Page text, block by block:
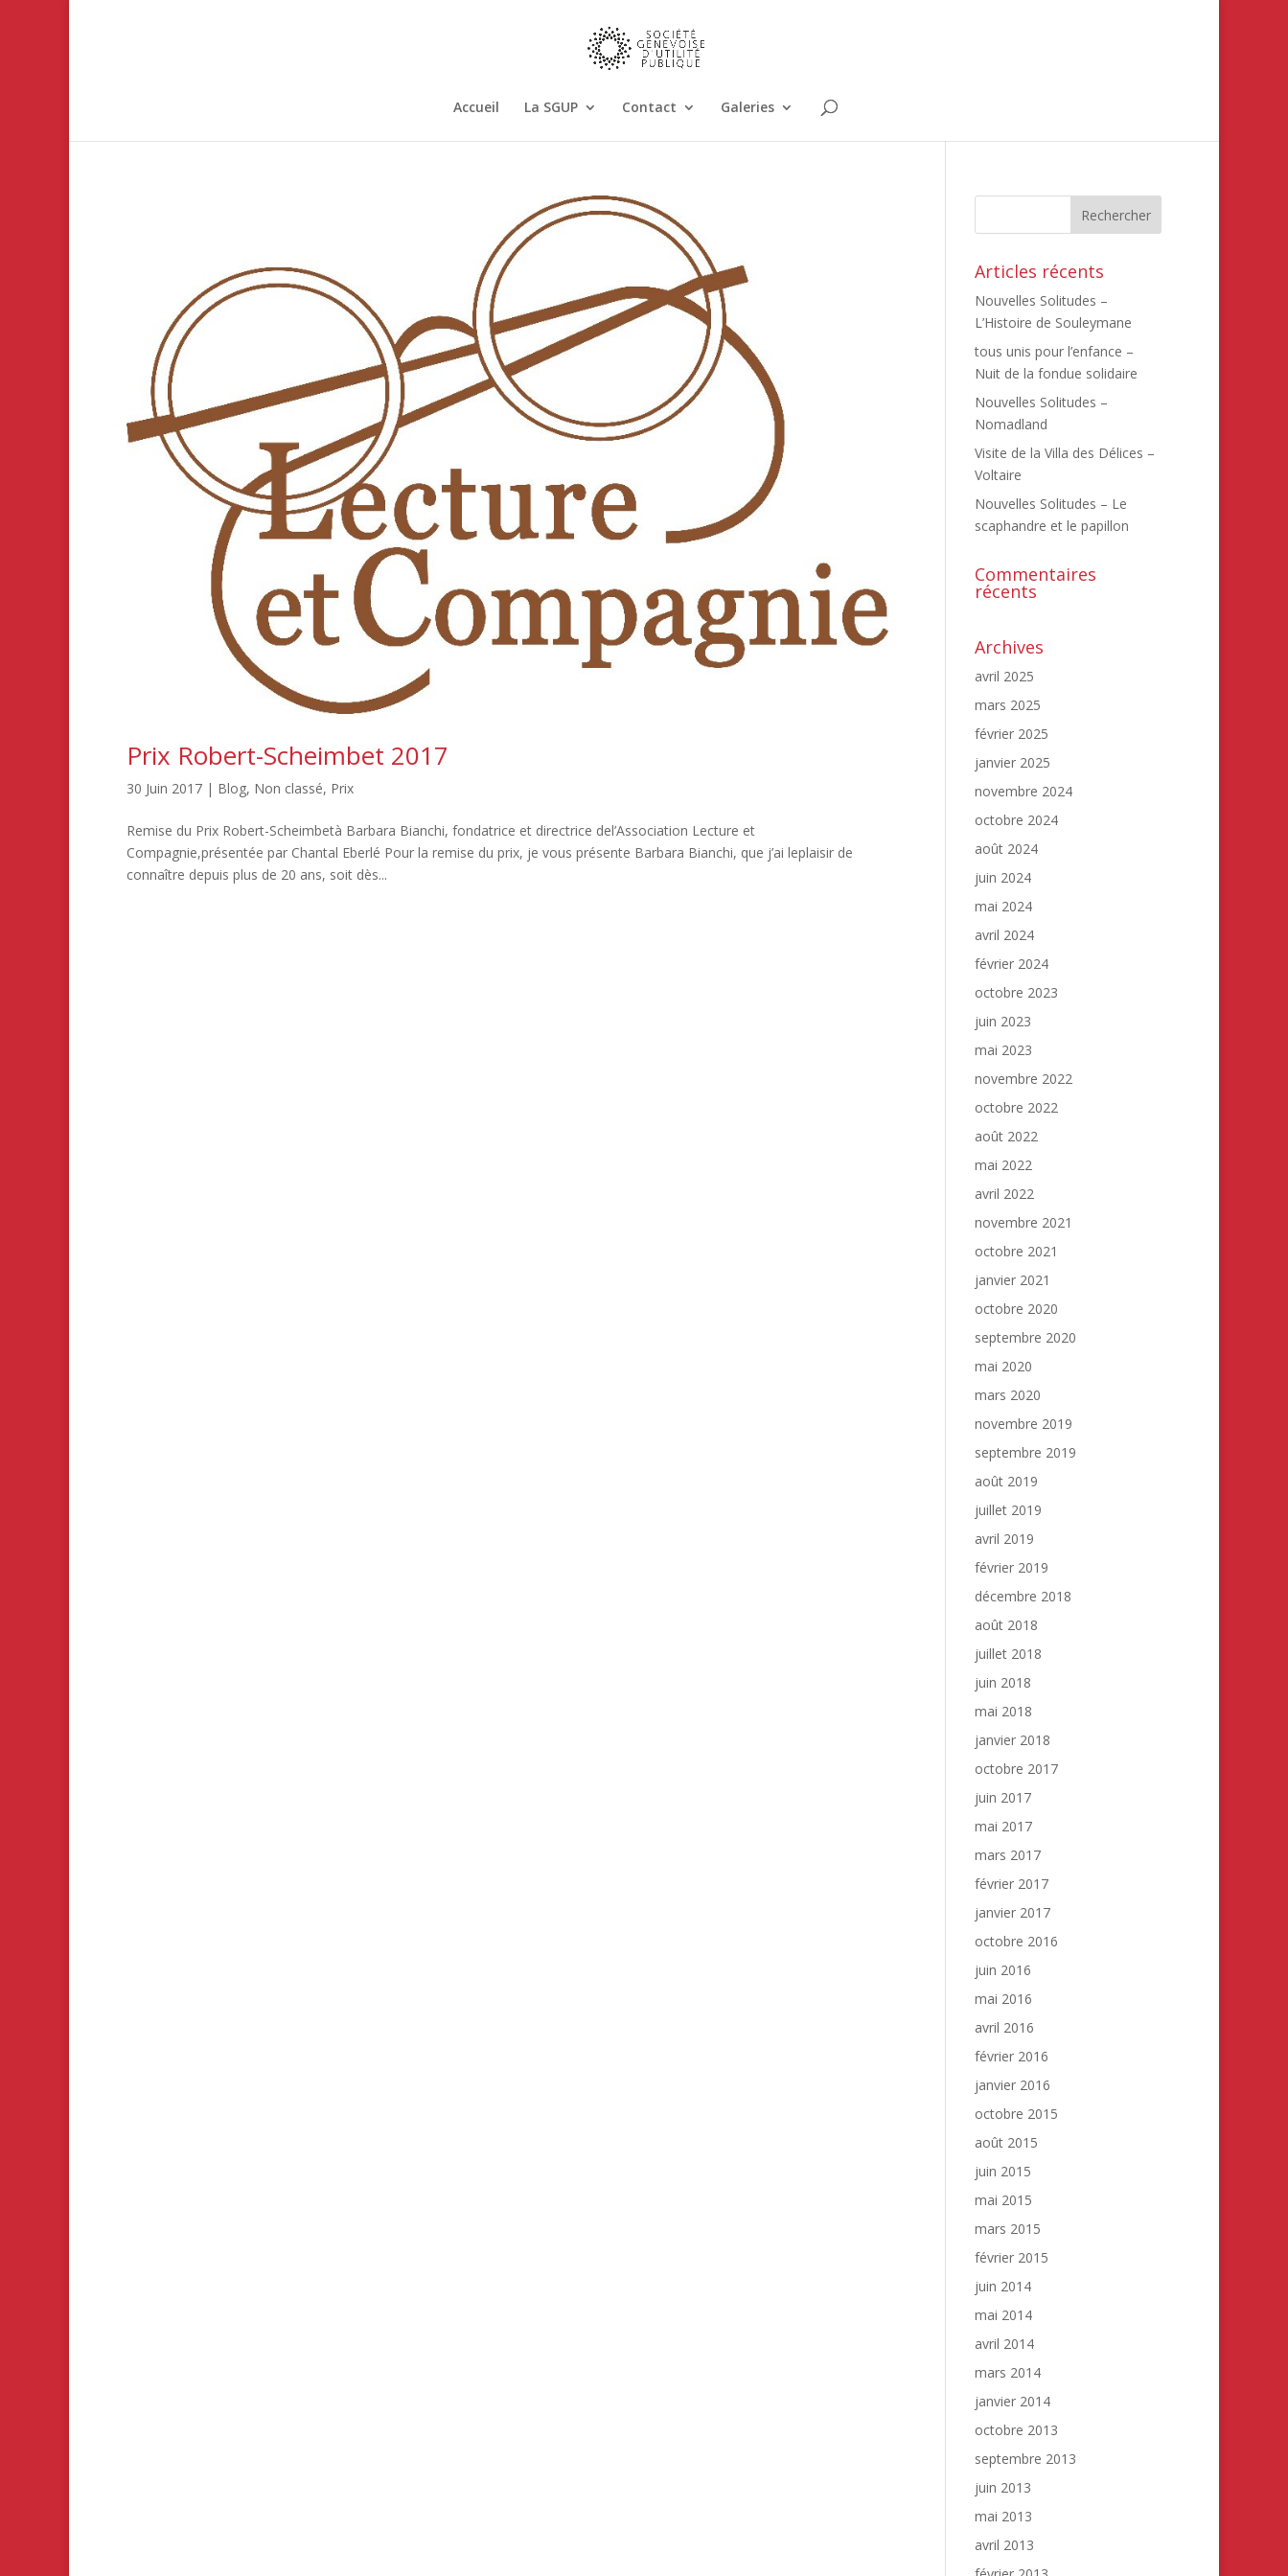
Accueil La SGUP Contact Galeries
Prix Robert-Scheimbet 2017
30 Juin 2017 | Blog, Non classé, Prix
Remise du Prix Robert-Scheimbetà Barbara Bianchi, fondatrice et directrice del’Association Lecture et
Compagnie,présentée par Chantal Eberlé Pour la remise du prix, je vous présente Barbara Bianchi, que j’ai leplaisir de
connaître depuis plus de 20 ans, soit dès...
Articles récents
Nouvelles Solitudes –
L’Histoire de Souleymane
tous unis pour l’enfance –
Nuit de la fondue solidaire
Nouvelles Solitudes –
Nomadland
Visite de la Villa des Délices –
Voltaire
Nouvelles Solitudes – Le
scaphandre et le papillon
Commentaires
récents
Archives
avril 2025
mars 2025
février 2025
janvier 2025
novembre 2024
octobre 2024
août 2024
juin 2024
mai 2024
avril 2024
février 2024
octobre 2023
juin 2023
mai 2023
novembre 2022
octobre 2022
août 2022
mai 2022
avril 2022
novembre 2021
octobre 2021
janvier 2021
octobre 2020
septembre 2020
mai 2020
mars 2020
novembre 2019
septembre 2019
août 2019
juillet 2019
avril 2019
février 2019
décembre 2018
août 2018
juillet 2018
juin 2018
mai 2018
janvier 2018
octobre 2017
juin 2017
mai 2017
mars 2017
février 2017
janvier 2017
octobre 2016
juin 2016
mai 2016
avril 2016
février 2016
janvier 2016
octobre 2015
août 2015
juin 2015
mai 2015
mars 2015
février 2015
juin 2014
mai 2014
avril 2014
mars 2014
janvier 2014
octobre 2013
septembre 2013
juin 2013
mai 2013
avril 2013